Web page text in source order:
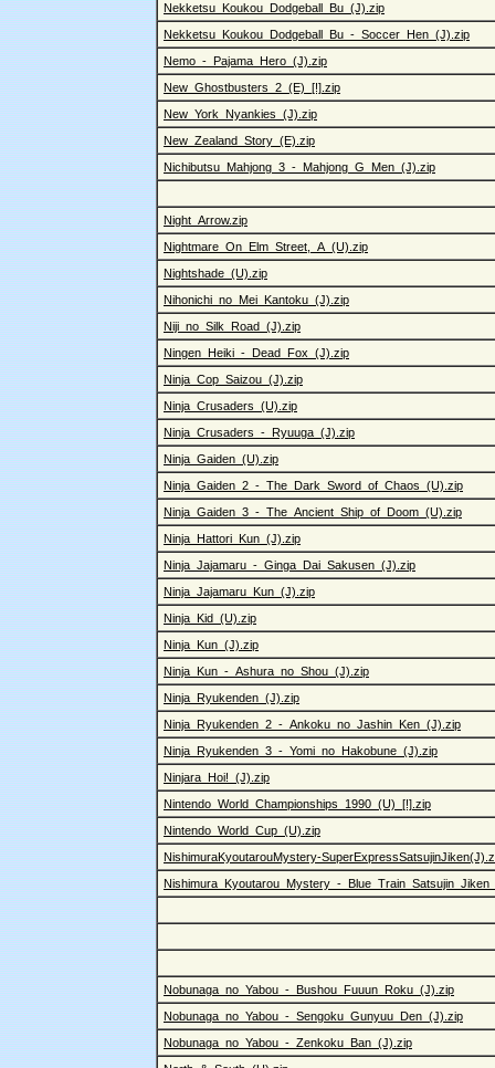
Nekketsu_Koukou_Dodgeball_Bu_(J).zip
Nekketsu_Koukou_Dodgeball_Bu_-_Soccer_Hen_(J).zip
Nemo_-_Pajama_Hero_(J).zip
New_Ghostbusters_2_(E)_[!].zip
New_York_Nyankies_(J).zip
New_Zealand_Story_(E).zip
Nichibutsu_Mahjong_3_-_Mahjong_G_Men_(J).zip
Night_Arrow.zip
Nightmare_On_Elm_Street,_A_(U).zip
Nightshade_(U).zip
Nihonichi_no_Mei_Kantoku_(J).zip
Niji_no_Silk_Road_(J).zip
Ningen_Heiki_-_Dead_Fox_(J).zip
Ninja_Cop_Saizou_(J).zip
Ninja_Crusaders_(U).zip
Ninja_Crusaders_-_Ryuuga_(J).zip
Ninja_Gaiden_(U).zip
Ninja_Gaiden_2_-_The_Dark_Sword_of_Chaos_(U).zip
Ninja_Gaiden_3_-_The_Ancient_Ship_of_Doom_(U).zip
Ninja_Hattori_Kun_(J).zip
Ninja_Jajamaru_-_Ginga_Dai_Sakusen_(J).zip
Ninja_Jajamaru_Kun_(J).zip
Ninja_Kid_(U).zip
Ninja_Kun_(J).zip
Ninja_Kun_-_Ashura_no_Shou_(J).zip
Ninja_Ryukenden_(J).zip
Ninja_Ryukenden_2_-_Ankoku_no_Jashin_Ken_(J).zip
Ninja_Ryukenden_3_-_Yomi_no_Hakobune_(J).zip
Ninjara_Hoi!_(J).zip
Nintendo_World_Championships_1990_(U)_[!].zip
Nintendo_World_Cup_(U).zip
NishimuraKyoutarouMystery-
Nishimura_Kyoutarou_Mystery_-
Nobunaga_no_Yabou_-_Bushou_Fuuun_Roku_(J).zip
Nobunaga_no_Yabou_-_Sengoku_Gunyuu_Den_(J).zip
Nobunaga_no_Yabou_-_Zenkoku_Ban_(J).zip